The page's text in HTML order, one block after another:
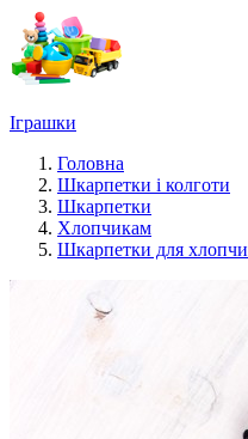
Іграшки
Головна
Шкарпетки і колготи
Шкарпетки
Хлопчикам
Шкарпетки для